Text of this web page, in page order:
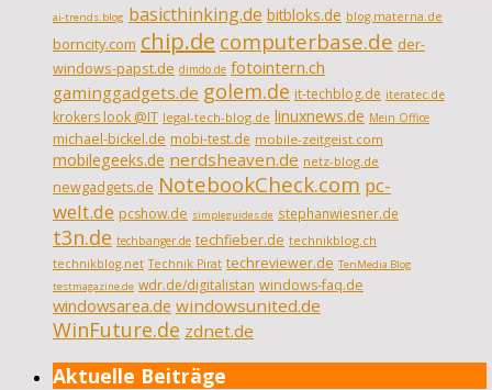
ai-trends.blog basicthinking.de bitbloks.de blog.materna.de
borncity.com chip.de computerbase.de der-
windows-papst.de dimdo.de fotointern.ch
gaminggadgets.de golem.de it-techblog.de iteratec.de
krokers look @IT legal-tech-blog.de linuxnews.de Mein Office
michael-bickel.de mobi-test.de mobile-zeitgeist.com
mobilegeeks.de nerdsheaven.de netz-blog.de
newgadgets.de NotebookCheck.com pc-
welt.de pcshow.de simpleguides.de stephanwiesner.de
t3n.de techbanger.de techfieber.de technikblog.ch
technikblog.net Technik Pirat techreviewer.de TenMedia Blog
testmagazine.de wdr.de/digitalistan windows-faq.de
windowsarea.de windowsunited.de
WinFuture.de zdnet.de
Aktuelle Beiträge